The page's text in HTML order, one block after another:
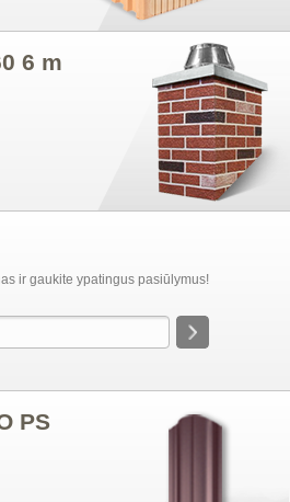
6 m
ir gaukite ypatingus pasiūlymus!
PS